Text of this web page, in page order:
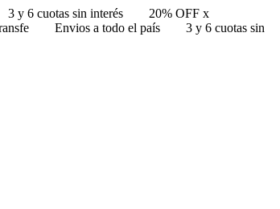
3 y 6 cuotas sin interés
20% OFF x
Envios a todo el país
3 y 6 cuotas sin